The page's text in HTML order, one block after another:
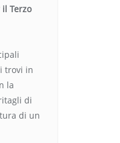
Terzo
trovi in
la
di
di un